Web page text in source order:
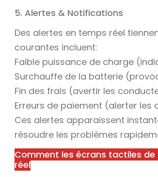
5. Alertes & Notifications
Des alertes en temps réel
courantes incluent:
Faible puissance de charge
Surchauffe de la batterie
Fin des frais (avertir les
Erreurs de paiement (alerter
Ces alertes apparaissent
résoudre les problèmes
Comment les écrans tactiles de
réel